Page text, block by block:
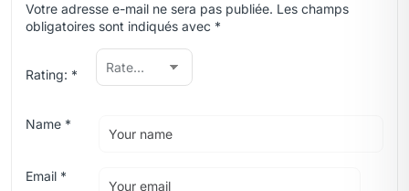
Votre adresse e-mail ne sera pas publiée. Les champs
obligatoires sont indiqués avec *
Rating: *
Name *
Email *